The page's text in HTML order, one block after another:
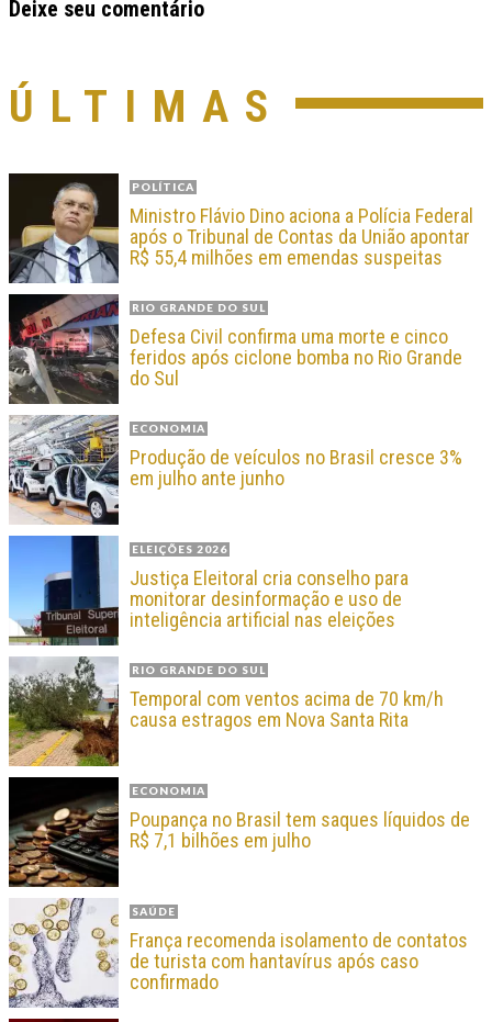
Deixe seu comentário
ÚLTIMAS
POLÍTICA
Ministro Flávio Dino aciona a Polícia Federal
após o Tribunal de Contas da União apontar
R$ 55,4 milhões em emendas suspeitas
RIO GRANDE DO SUL
Defesa Civil confirma uma morte e cinco
feridos após ciclone bomba no Rio Grande
do Sul
ECONOMIA
Produção de veículos no Brasil cresce 3%
em julho ante junho
ELEIÇÕES 2026
Justiça Eleitoral cria conselho para
monitorar desinformação e uso de
inteligência artificial nas eleições
RIO GRANDE DO SUL
Temporal com ventos acima de 70 km/h
causa estragos em Nova Santa Rita
ECONOMIA
Poupança no Brasil tem saques líquidos de
R$ 7,1 bilhões em julho
SAÚDE
França recomenda isolamento de contatos
de turista com hantavírus após caso
confirmado